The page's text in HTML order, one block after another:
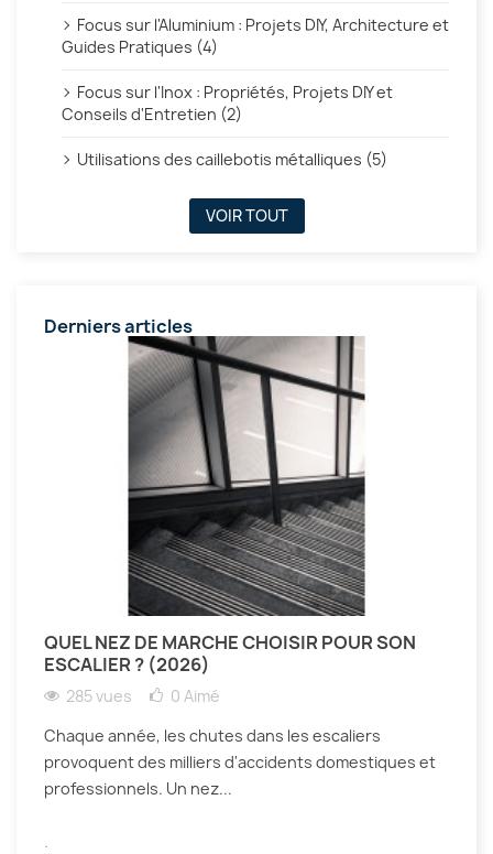
Focus sur l'Aluminium : Projets DIY, Architecture et
Guides Pratiques (4)
Focus sur l'Inox : Propriétés, Projets DIY et
Conseils d'Entretien (2)
Utilisations des caillebotis métalliques (5)
VOIR TOUT
Derniers articles
QUEL NEZ DE MARCHE CHOISIR POUR SON
ESCALIER ? (2026)
285 vues 0 Aimé
Chaque année, les chutes dans les escaliers
provoquent des milliers d'accidents domestiques et
professionnels. Un nez...
.